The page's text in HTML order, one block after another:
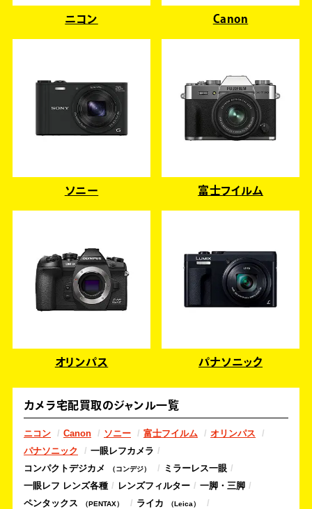
ニコン Canon
ソニー 富士フイルム
オリンパス パナソニック
カメラ宅配買取のジャンル一覧
ニコン Canon ソニー 富士フイルム
オリンパス
パナソニック
一眼レフカメラ
コンパクトデジカメ
コンデジ
ミラーレス一眼
一眼レフ レンズ各種
レンズフィルター
一脚・三脚
ペンタックス
PENTAX ライカ Leica